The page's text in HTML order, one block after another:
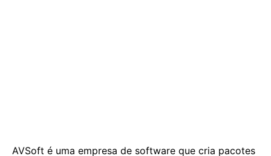
AVSoft é uma empresa de software que cria pacotes